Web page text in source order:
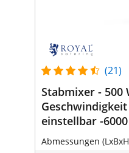
(21)
Stabmixer - 500
einstellbar -
Abmessungen